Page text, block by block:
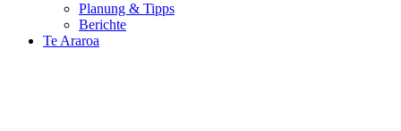
Planung & Tipps
Berichte
Te Araroa